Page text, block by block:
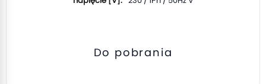
Do pobrania